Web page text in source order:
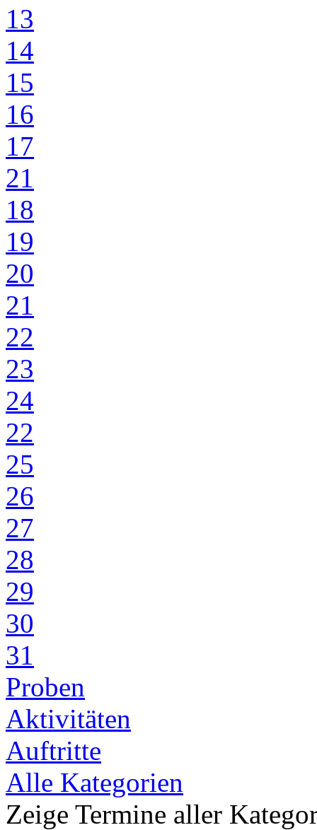
13
14
15
16
17
21
18
19
20
21
22
23
24
22
25
26
27
28
29
30
31
Proben
Aktivitäten
Auftritte
Alle Kategorien
Zeige Termine aller